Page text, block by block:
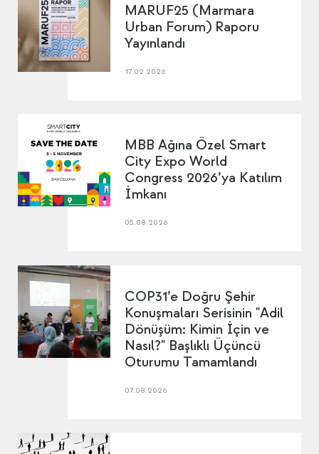
MARUF25 (Marmara
Urban Forum) Raporu
Yayınlandı
17.02.2026
MBB Ağına Özel Smart
City Expo World
Congress 2026’ya Katılım
İmkanı
05.08.2026
COP31’e Doğru Şehir
Konuşmaları Serisinin "Adil
Dönüşüm: Kimin İçin ve
Nasıl?" Başlıklı Üçüncü
Oturumu Tamamlandı
07.08.2026